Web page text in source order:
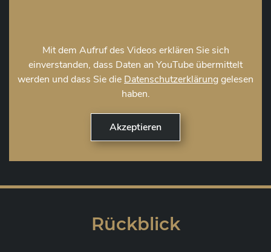
Mit dem Aufruf des Videos erklären Sie sich
einverstanden, dass Daten an YouTube übermittelt
werden und dass Sie die Datenschutzerklärunggelesen
haben.
Rückblick